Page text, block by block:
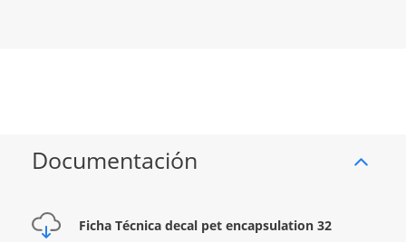
Documentación
Ficha Técnica decal pet encapsulation 32